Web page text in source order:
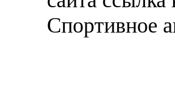
Спортивное